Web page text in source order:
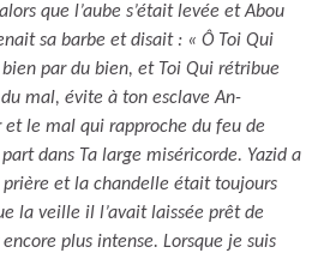
que l’aube s’était levée et Abou
sa barbe et disait : « Ô Toi Qui
par du bien, et Toi Qui rétribue
mal, évite à ton esclave An-
et le mal qui rapproche du feu de
dans Ta large miséricorde. Yazid a
prière et la chandelle était toujours
la veille il l’avait laissée prêt de
plus intense. Lorsque je suis